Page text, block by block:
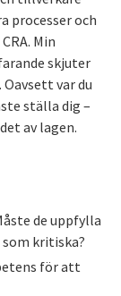
processer och
Min
skjuter
var du
ställa dig –
av lagen.
de uppfylla
kritiska?
för att